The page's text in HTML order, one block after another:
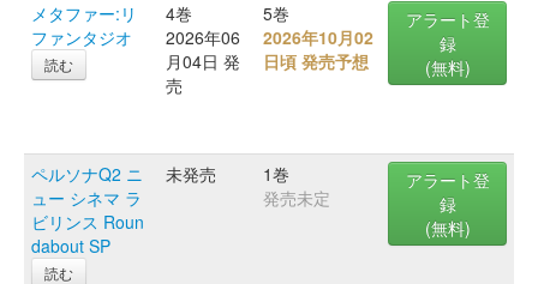
メタファー:リ
ファンタジオ
読む
4巻
2026年06
月04日 発
売
5巻
2026年10月02
日頃 発売予想
アラート登
録
(無料)
ペルソナQ2 ニ
ュー シネマ ラ
ビリンス Roun
dabout SP
読む
未発売
1巻
発売未定
アラート登
録
(無料)